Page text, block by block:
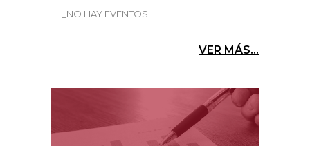
_NO HAY EVENTOS
VER MÁS...